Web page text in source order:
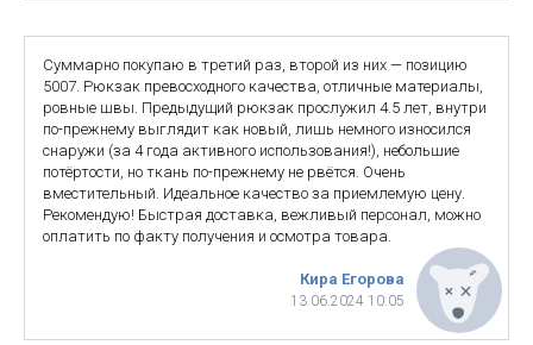
Кира Егорова
13.06.2024 10:05
Суммарно покупаю в третий раз, второй из них — позицию
5007. Рюкзак превосходного качества, отличные материалы,
ровные швы. Предыдущий рюкзак прослужил 4.5 лет, внутри
по-прежнему выглядит как новый, лишь немного износился
снаружи (за 4 года активного использования!), небольшие
потёртости, но ткань по-прежнему не рвётся. Очень
вместительный. Идеальное качество за приемлемую цену.
Рекомендую! Быстрая доставка, вежливый персонал, можно
оплатить по факту получения и осмотра товара.